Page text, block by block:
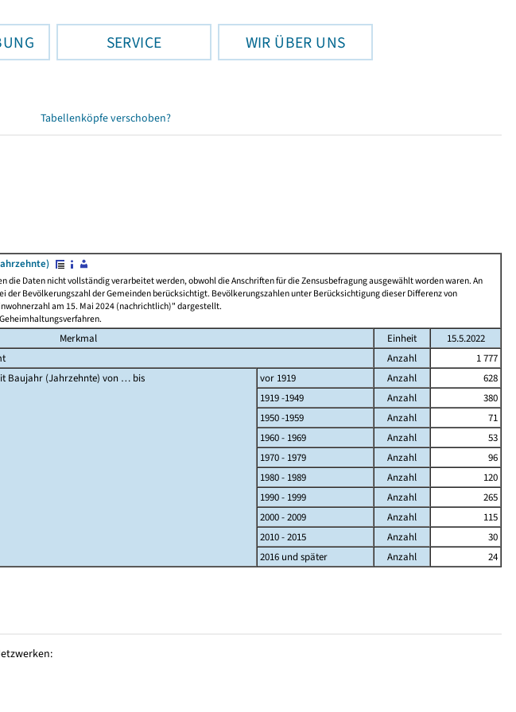
SERVICE WIR ÜBER UNS
Tabellenköpfe verschoben?
die Daten nicht vollständig verarbeitet werden, obwohl die Anschriften für die Zensusbefragung ausgewählt worden waren. An
der Bevölkerungszahl der Gemeinden berücksichtigt. Bevölkerungszahlen unter Berücksichtigung dieser Differenz von
am 15. Mai 2024 (nachrichtlich)" dargestellt.
Merkmal Einheit
15.5.2022
Anzahl
1 777
Baujahr (Jahrzehnte) von … bis
vor 1919 Anzahl
628
1919 -1949
Anzahl
380
1950 -1959
Anzahl
71
1960 - 1969
Anzahl
53
1970 - 1979
Anzahl
96
1980 - 1989
Anzahl
120
1990 - 1999
Anzahl
265
2000 - 2009
Anzahl
115
2010 - 2015
Anzahl
30
2016 und später
Anzahl 24